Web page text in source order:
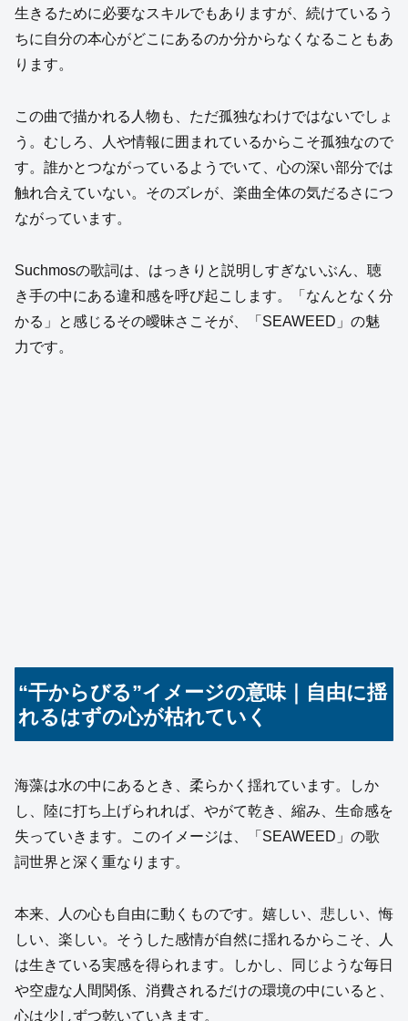
生きるために必要なスキルでもありますが、続けているう
ちに自分の本心がどこにあるのか分からなくなることもあ
ります。
この曲で描かれる人物も、ただ孤独なわけではないでしょ
う。むしろ、人や情報に囲まれているからこそ孤独なので
す。誰かとつながっているようでいて、心の深い部分では
触れ合えていない。そのズレが、楽曲全体の気だるさにつ
ながっています。
Suchmosの歌詞は、はっきりと説明しすぎないぶん、聴
き手の中にある違和感を呼び起こします。「なんとなく分
かる」と感じるその曖昧さこそが、「SEAWEED」の魅
力です。
“干からびる”イメージの意味｜自由に揺
れるはずの心が枯れていく
海藻は水の中にあるとき、柔らかく揺れています。しか
し、陸に打ち上げられれば、やがて乾き、縮み、生命感を
失っていきます。このイメージは、「SEAWEED」の歌
詞世界と深く重なります。
本来、人の心も自由に動くものです。嬉しい、悲しい、悔
しい、楽しい。そうした感情が自然に揺れるからこそ、人
は生きている実感を得られます。しかし、同じような毎日
や空虚な人間関係、消費されるだけの環境の中にいると、
心は少しずつ乾いていきます。